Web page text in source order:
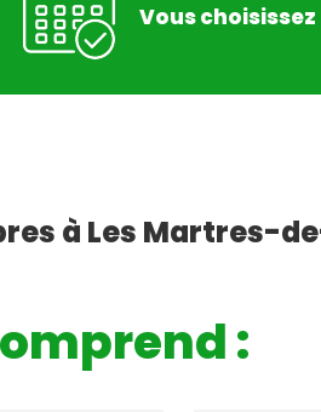
Vous choisissez
à Les Martres-
: